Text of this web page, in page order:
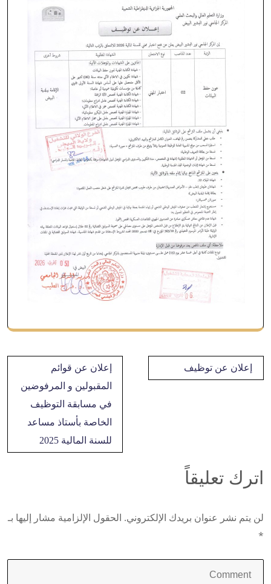
تصفّح
المقالات
إعلان عن قوائم
المقبولين و المرفوضين
في مسابقة التوظيف
الخاصة بأستاذ مساعد
للسنة المالية 2025
إعلان عن توظيف
اترك تعليقاً
لن يتم نشر عنوان بريدك الإلكتروني. الحقول الإلزامية مشار إليها بـ
*